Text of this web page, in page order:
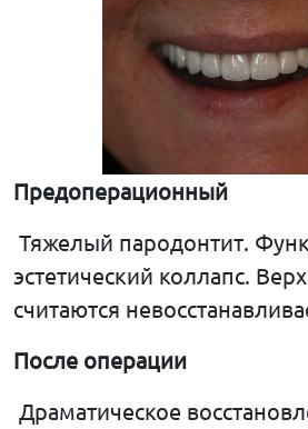
Предоперационный
Тяжелый пародонтит.
эстетический коллапс.
считаются
После операции
Драматическое